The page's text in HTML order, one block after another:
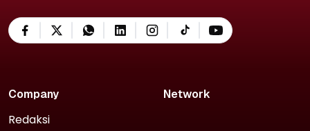
Company
Redaksi
Network